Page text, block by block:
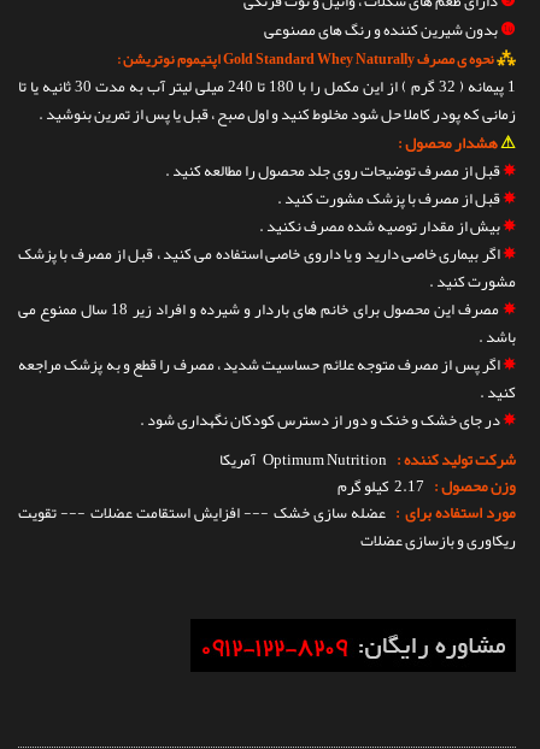
❿بدون شیرین کننده و رنگ های مصنوعی
⁂نحوه ی مصرف Gold Standard Whey Naturally اپتیموم نوتریشن :
1 پیمانه ( 32 گرم ) از این مکمل را با 180 تا 240 میلی لیتر آب به مدت 30 ثانیه یا تا
زمانی که پودر کاملا حل شود مخلوط کنید و اول صبح ، قبل یا پس از تمرین بنوشید .
⚠هشدار محصول :
✵قبل از مصرف توضیحات روی جلد محصول را مطالعه کنید .
✵قبل از مصرف با پزشک مشورت کنید .
✵بیش از مقدار توصیه شده مصرف نکنید .
✵اگر بیماری خاصی دارید و یا داروی خاصی استفاده می کنید ، قبل از مصرف با پزشک
مشورت کنید .
✵
مصرف این محصول برای خانم های باردار و شیرده و افراد زیر 18 سال ممنوع می
باشد .
✵اگر پس از مصرف متوجه علائم حساسیت شدید ، مصرف را قطع و به پزشک مراجعه
کنید .
✵در جای خشک و خنک و دور از دسترس کودکان نگهداری شود .
شرکت تولید کننده : Optimum Nutrition آمریکا
وزن محصول : 2.17 کیلو گرم
مورد استفاده برای : عضله سازی خشک --- افزایش استقامت عضلات --- تقویت
ریکاوری و بازسازی عضلات